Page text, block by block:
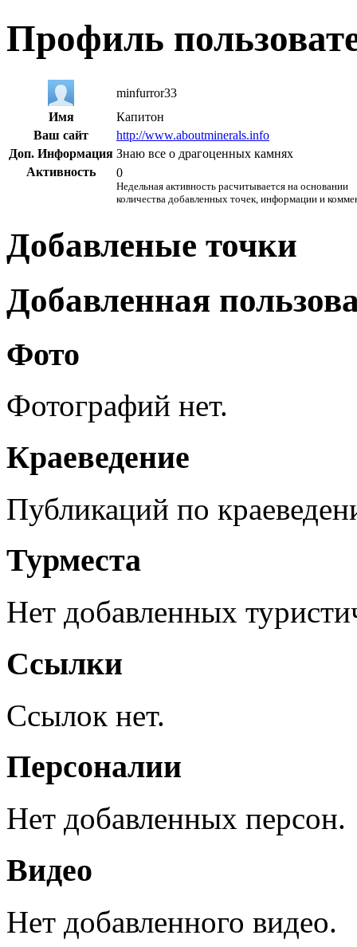
Профиль
minfurror33
Имя
Капитон
Ваш сайт
http://www.aboutminerals.info
Доп. Информация Знаю все о драгоценных камнях
Активность
0
Недельная активность расчитывается на основании
количества добавленных точек, информации и
Добавленые точки
Добавленная
Фото
Фотографий нет.
Краеведение
Публикаций по
Турместа
Нет добавленных
Ссылки
Ссылок нет.
Персоналии
Нет добавленных персон.
Видео
Нет добавленного видео.